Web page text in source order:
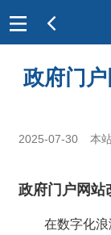
政府门
2025-07-30 本
政府门户网站
在数字化